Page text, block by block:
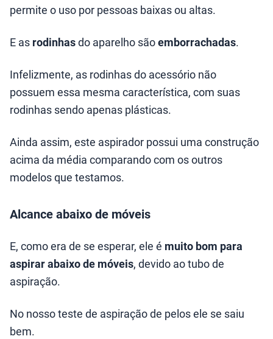
permite o uso por pessoas baixas ou altas.
E as rodinhasdo aparelho sãoemborrachadas.
Infelizmente, as rodinhas do acessório não
possuem essa mesma característica, com suas
rodinhas sendo apenas plásticas.
Ainda assim, este aspirador possui uma construção
acima da média comparando com os outros
modelos que testamos.
Alcance abaixo de móveis
E, como era de se esperar, ele é muito bom para
aspirar abaixo de móveis, devido ao tubo de
aspiração.
No nosso teste de aspiração de pelos ele se saiu
bem.